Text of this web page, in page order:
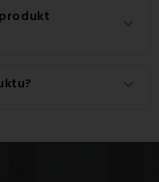
produkt je 160
materiálu: 100%